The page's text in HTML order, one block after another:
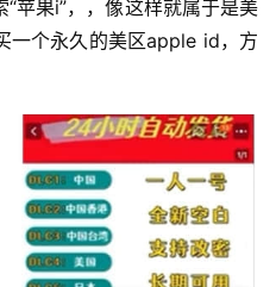
苹果i”，，像这样就属于是美
一个永久的美区apple id，方